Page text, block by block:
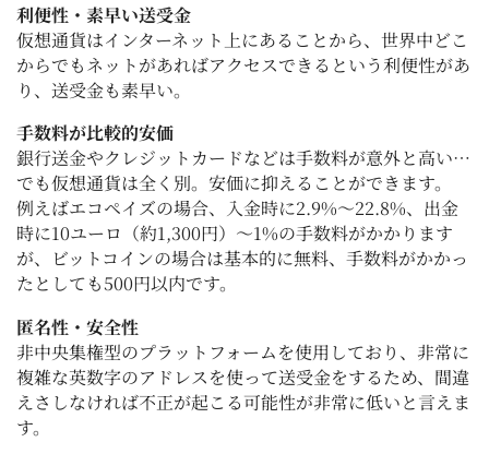
利便性・素早い送受金
仮想通貨はインターネット上にあることから、世界中どこ
からでもネットがあればアクセスできるという利便性があ
り、送受金も素早い。
手数料が比較的安価
銀行送金やクレジットカードなどは手数料が意外と高い…
でも仮想通貨は全く別。安価に抑えることができます。
例えばエコペイズの場合、入金時に2.9%〜22.8%、出金
時に10ユーロ（約1,300円）〜1%の手数料がかかります
が、ビットコインの場合は基本的に無料、手数料がかかっ
たとしても500円以内です。
匿名性・安全性
非中央集権型のプラットフォームを使用しており、非常に
複雑な英数字のアドレスを使って送受金をするため、間違
えさしなければ不正が起こる可能性が非常に低いと言えま
す。